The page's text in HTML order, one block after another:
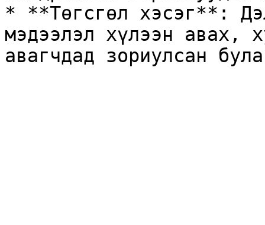
* **Төгсгөл хэсэг**:
мэдээлэл хүлээн авах,